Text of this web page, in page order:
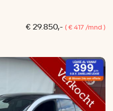
€ 29.850,- ( € 417 /mnd )